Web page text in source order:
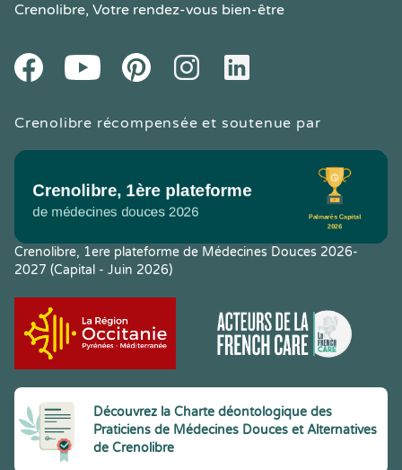
Crenolibre, Votre rendez-vous bien-être
FacebookYoutube PinteresetInstagramLinkedIn
Crenolibre récompensée et soutenue par
Crenolibre, 1ere plateforme de Médecines Douces 2026-
2027 (Capital - Juin 2026)
Découvrez la Charte déontologique des
Praticiens de Médecines Douces et Alternatives
de Crenolibre